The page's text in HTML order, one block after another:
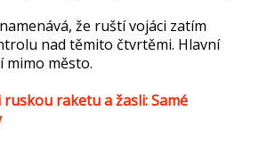
že ruští vojáci zatím
nad těmito čtvrtěmi. Hlavní
mimo město.
raketu a žasli: Samé